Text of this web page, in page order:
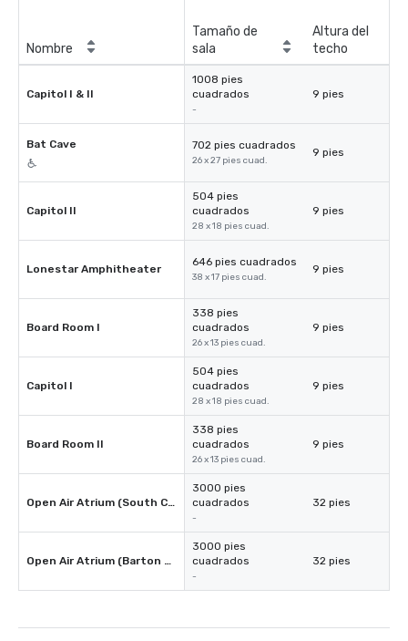
Nombre
Tamaño de
sala
Altura del
techo
Capitol I & II
1008 pies
cuadrados
-
9 pies
Bat Cave 702 pies cuadrados
26 x 27 pies cuad.
9 pies
Capitol II
504 pies
cuadrados
28 x 18 pies cuad.
9 pies
Lonestar Amphitheater
646 pies cuadrados
38 x 17 pies cuad.
9 pies
Board Room I
338 pies
cuadrados
26 x 13 pies cuad.
9 pies
Capitol I
504 pies
cuadrados
28 x 18 pies cuad.
9 pies
Board Room II
338 pies
cuadrados
26 x 13 pies cuad.
9 pies
Open Air Atrium (South Congress)
3000 pies
cuadrados
-
32 pies
Open Air Atrium (Barton Springs)
3000 pies
cuadrados
-
32 pies